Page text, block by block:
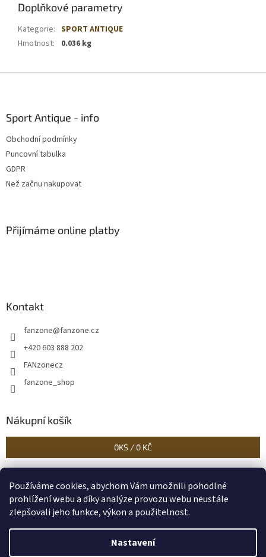
Používáme cookies, abychom Vám umožnili pohodlné
prohlížení webu a díky analýze provozu webu neustále
zlepšovali jeho funkce, výkon a použitelnost.
Nastavení
Doplňkové parametry
Kategorie: SPORT ANTIQUE
Hmotnost: 0.036 kg
Sport Antique - info
Obchodní podmínky
Puncovní tabulka
GDPR
Než začnu nakupovat
Přijímáme online platby
Kontakt
fanzone@fanzone.cz
+420 603 888 202
FANzonecz
fanzone_shop
Nákupní košík
0KS / 0 KČ
Historické dokumenty Linoryty - nástěnky Blog Sportantique.cz
Vytvořil Shoptet